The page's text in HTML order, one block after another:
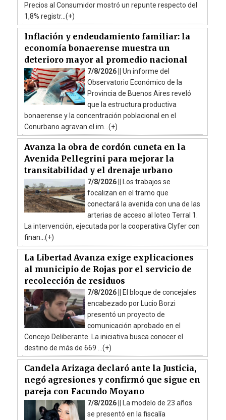
Precios al Consumidor mostró un repunte respecto del
1,8% registr...(+)
Inflación y endeudamiento familiar: la
economía bonaerense muestra un
deterioro mayor al promedio nacional
7/8/2026 || Un informe del
Observatorio Económico de la
Provincia de Buenos Aires reveló
que la estructura productiva
bonaerense y la concentración poblacional en el
Conurbano agravan el im...(+)
Avanza la obra de cordón cuneta en la
Avenida Pellegrini para mejorar la
transitabilidad y el drenaje urbano
7/8/2026 || Los trabajos se
focalizan en el tramo que
conectará la avenida con una de las
arterias de acceso al loteo Terral 1.
La intervención, ejecutada por la cooperativa Clyfer con
finan...(+)
La Libertad Avanza exige explicaciones
al municipio de Rojas por el servicio de
recolección de residuos
7/8/2026 || El bloque de concejales
encabezado por Lucio Borzi
presentó un proyecto de
comunicación aprobado en el
Concejo Deliberante. La iniciativa busca conocer el
destino de más de 669 ...(+)
Candela Arizaga declaró ante la Justicia,
negó agresiones y confirmó que sigue en
pareja con Facundo Moyano
7/8/2026 || La modelo de 23 años
se presentó en la fiscalía